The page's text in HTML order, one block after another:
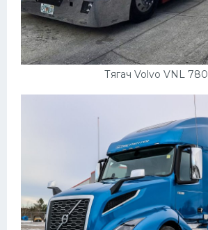
Тягач Volvo VNL 780